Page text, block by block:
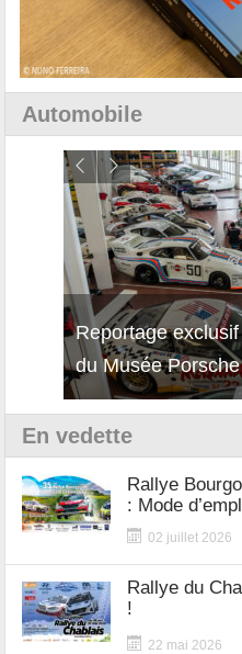
Automobile
Reportage
du Musée Porsche
Découverte de la
12Cilindri Manuale
En vedette
Rallye
: Mode
02 juillet 2026
Rallye du
!
22 mai 2026